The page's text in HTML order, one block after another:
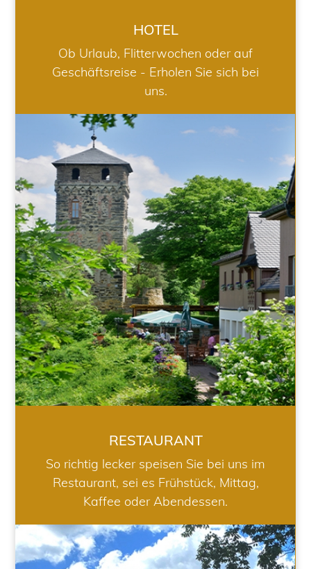
HOTEL
Ob Urlaub, Flitterwochen oder auf
Geschäftsreise - Erholen Sie sich bei
uns.
RESTAURANT
RESTAURANT
So richtig lecker speisen Sie bei uns im
Restaurant, sei es Frühstück, Mittag,
Kaffee oder Abendessen.